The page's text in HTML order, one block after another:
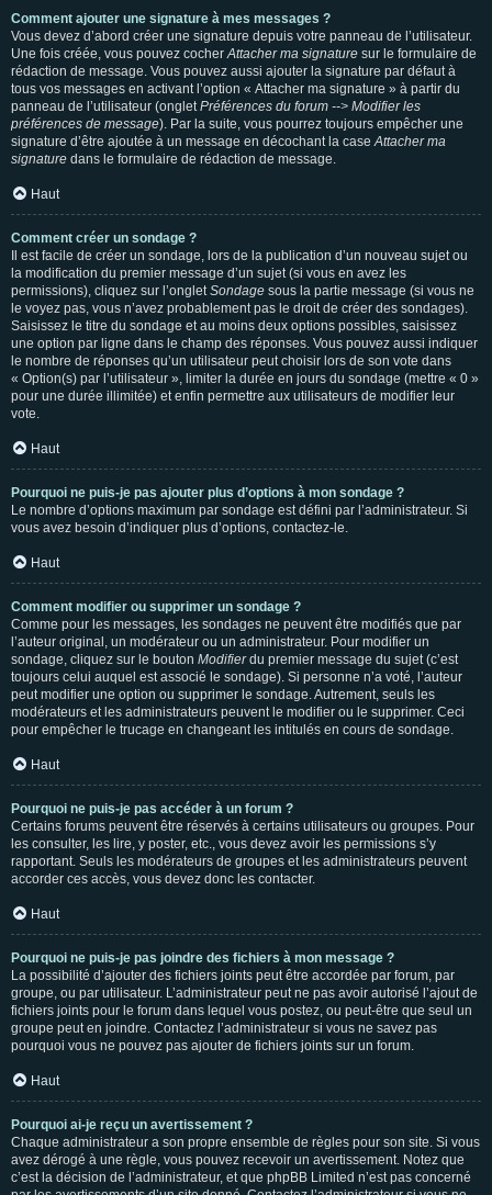
Comment ajouter une signature à mes messages ?
Vous devez d’abord créer une signature depuis votre panneau de l’utilisateur.
Une fois créée, vous pouvez cocherAttacher ma signature sur le formulaire de
rédaction de message. Vous pouvez aussi ajouter la signature par défaut à
tous vos messages en activant l’option « Attacher ma signature » à partir du
panneau de l’utilisateur (ongletPréférences du forum --> Modifier les
préférences de message). Par la suite, vous pourrez toujours empêcher une
signature d’être ajoutée à un message en décochant la caseAttacher ma
signature dans le formulaire de rédaction de message.
Haut
Comment créer un sondage ?
Il est facile de créer un sondage, lors de la publication d’un nouveau sujet ou
la modification du premier message d’un sujet (si vous en avez les
permissions), cliquez sur l’ongletSondage sous la partie message (si vous ne
le voyez pas, vous n’avez probablement pas le droit de créer des sondages).
Saisissez le titre du sondage et au moins deux options possibles, saisissez
une option par ligne dans le champ des réponses. Vous pouvez aussi indiquer
le nombre de réponses qu’un utilisateur peut choisir lors de son vote dans
« Option(s) par l’utilisateur », limiter la durée en jours du sondage (mettre « 0 »
pour une durée illimitée) et enfin permettre aux utilisateurs de modifier leur
vote.
Haut
Pourquoi ne puis-je pas ajouter plus d’options à mon sondage ?
Le nombre d’options maximum par sondage est défini par l’administrateur. Si
vous avez besoin d’indiquer plus d’options, contactez-le.
Haut
Comment modifier ou supprimer un sondage ?
Comme pour les messages, les sondages ne peuvent être modifiés que par
l’auteur original, un modérateur ou un administrateur. Pour modifier un
sondage, cliquez sur le bouton Modifierdu premier message du sujet (c’est
toujours celui auquel est associé le sondage). Si personne n’a voté, l’auteur
peut modifier une option ou supprimer le sondage. Autrement, seuls les
modérateurs et les administrateurs peuvent le modifier ou le supprimer. Ceci
pour empêcher le trucage en changeant les intitulés en cours de sondage.
Haut
Pourquoi ne puis-je pas accéder à un forum ?
Certains forums peuvent être réservés à certains utilisateurs ou groupes. Pour
les consulter, les lire, y poster, etc., vous devez avoir les permissions s’y
rapportant. Seuls les modérateurs de groupes et les administrateurs peuvent
accorder ces accès, vous devez donc les contacter.
Haut
Pourquoi ne puis-je pas joindre des fichiers à mon message ?
La possibilité d’ajouter des fichiers joints peut être accordée par forum, par
groupe, ou par utilisateur. L’administrateur peut ne pas avoir autorisé l’ajout de
fichiers joints pour le forum dans lequel vous postez, ou peut-être que seul un
groupe peut en joindre. Contactez l’administrateur si vous ne savez pas
pourquoi vous ne pouvez pas ajouter de fichiers joints sur un forum.
Haut
Pourquoi ai-je reçu un avertissement ?
Chaque administrateur a son propre ensemble de règles pour son site. Si vous
avez dérogé à une règle, vous pouvez recevoir un avertissement. Notez que
c’est la décision de l’administrateur, et que phpBB Limited n’est pas concerné